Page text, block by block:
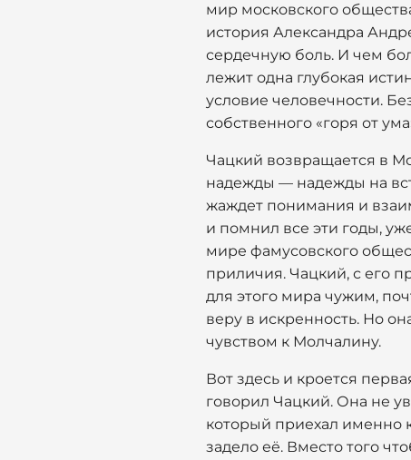
мир московского
история Александра
сердечную боль. И чем
лежит одна глубокая
условие человечности.
собственного «горя от
Чацкий возвращается в
надежды — надежды на
жаждет понимания и
и помнил все эти годы,
мире фамусовского
приличия. Чацкий, с его
для этого мира чужим,
веру в искренность. Но
чувством к Молчалину.
Вот здесь и кроется
говорил Чацкий. Она не
который приехал именно
задело её. Вместо того